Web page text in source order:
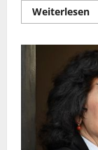
Weiterlesen
in